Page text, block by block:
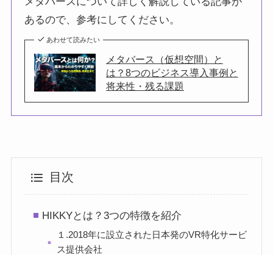
あるので、参考にしてください。
あわせて読みたい
メタバース（仮想空間）と
は？8つのビジネス導入事例と
将来性・残る課題
目次
HIKKYとは？3つの特徴を紹介
１.2018年に設立された日本発のVR特化サービ
ス提供会社